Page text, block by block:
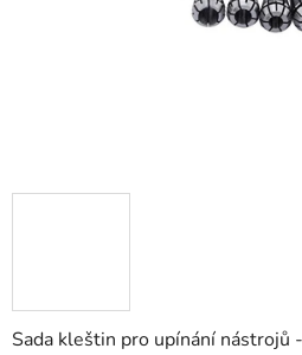
Sada kleštin pro upínání nástrojů